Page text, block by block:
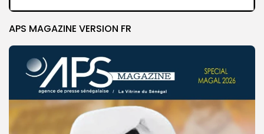
APS MAGAZINE VERSION FR